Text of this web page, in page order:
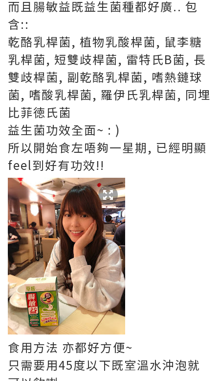
而且腸敏益既益生菌種都好廣.. 包
含::
乾酪乳桿菌, 植物乳酸桿菌, 鼠李糖
乳桿菌, 短雙歧桿菌, 雷特氏B菌, 長
雙歧桿菌, 副乾酪乳桿菌, 嗜熱鏈球
菌, 嗜酸乳桿菌, 羅伊氏乳桿菌, 同埋
比菲徳氏菌
益生菌功效全面~ : )
所以開始食左唔夠一星期, 已經明顯
feel到好有功效!!
食用方法 亦都好方便~
只需要用45度以下既室溫水沖泡就